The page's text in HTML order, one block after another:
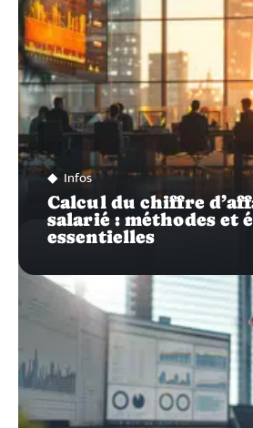
Infos
Calcul du chiffre
salarié : méthodes et
essentielles